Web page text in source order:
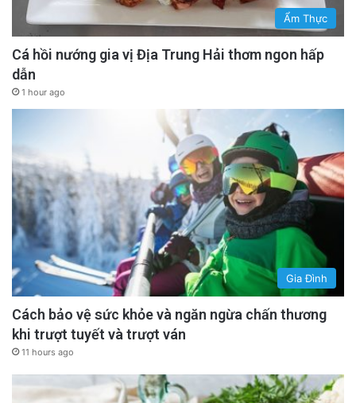
Ẩm Thực
Cá hồi nướng gia vị Địa Trung Hải thơm ngon hấp
dẫn
1 hour ago
Gia Đình
Cách bảo vệ sức khỏe và ngăn ngừa chấn thương
khi trượt tuyết và trượt ván
11 hours ago